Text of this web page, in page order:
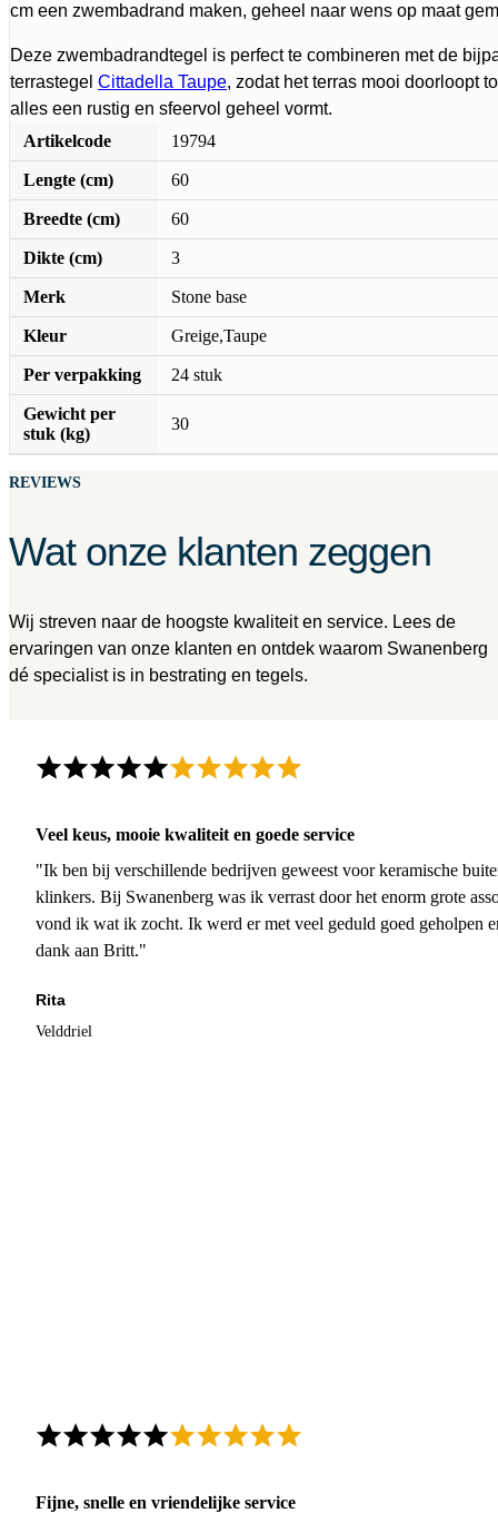
cm een zwembadrand maken, geheel naar wens op maat
Deze zwembadrandtegel is perfect te combineren met de
terrastegel Cittadella Taupe, zodat het terras mooi doorloopt
alles een rustig en sfeervol geheel vormt.
Artikelcode
19794
Lengte (cm) 60
Breedte (cm) 60
Dikte (cm) 3
Merk Stone base
Kleur Greige,Taupe
Per verpakking 24 stuk
Gewicht per
stuk (kg)
30
REVIEWS
Wat onze klanten zeggen
Wij streven naar de hoogste kwaliteit en service. Lees de
ervaringen van onze klanten en ontdek waarom Swanenberg
dé specialist is in bestrating en tegels.
Veel keus, mooie kwaliteit en goede service
"Ik ben bij verschillende bedrijven geweest voor keramische
klinkers. Bij Swanenberg was ik verrast door het enorm grote
vond ik wat ik zocht. Ik werd er met veel geduld goed geholpen
dank aan Britt."
Rita
Velddriel
Fijne, snelle en vriendelijke service